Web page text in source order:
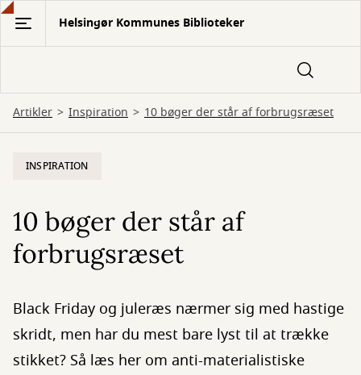
Gå
hovedindhold
Helsingør Kommunes Biblioteker
Artikler Inspiration 10 bøger der står af forbrugsræset
INSPIRATION
10 bøger der står af
forbrugsræset
Black Friday og juleræs nærmer sig med hastige
skridt, men har du mest bare lyst til at trække
stikket? Så læs her om anti-materialistiske